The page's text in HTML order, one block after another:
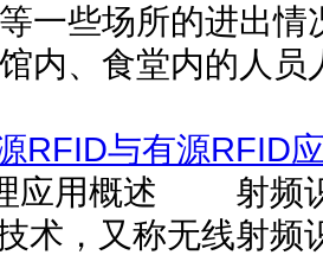
一些场所的进出
内、食堂内的人
RFID与有源RFID
应用概述 射频
术，又称无线射